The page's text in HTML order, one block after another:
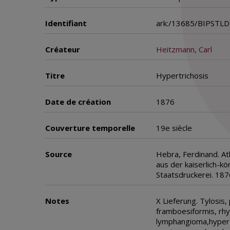
Identifiant ark:/13685/
Créateur Heitzmann, Carl
Titre Hypertrichosis
Date de création 1876
Couverture temporelle 19e siècle
Source
Hebra, Ferdinand.
aus der kaiserlich-
Staatsdruckerei.
Notes
X Lieferung. Tylosis,
framboesiformis,